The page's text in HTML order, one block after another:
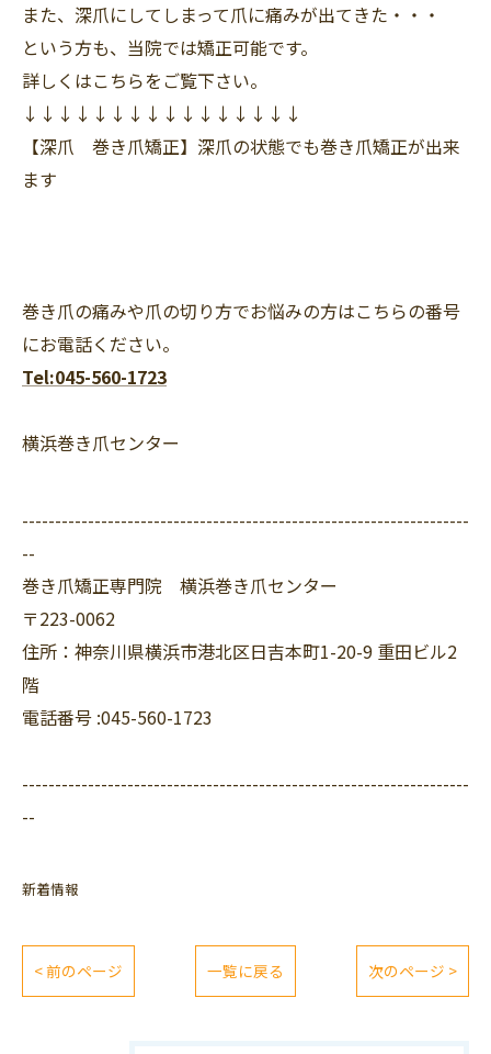
また、深爪にしてしまって爪に痛みが出てきた・・・
という方も、当院では矯正可能です。
詳しくはこちらをご覧下さい。
↓↓↓↓↓↓↓↓↓↓↓↓↓↓↓↓
【深爪 巻き爪矯正】深爪の状態でも巻き爪矯正が出来
ます
巻き爪の痛みや爪の切り方でお悩みの方はこちらの番号
にお電話ください。
Tel:045-560-1723
横浜巻き爪センター
--------------------------------------------------------------------
--
巻き爪矯正専門院 横浜巻き爪センター
〒223-0062
住所：神奈川県横浜市港北区日吉本町1-20-9 重田ビル2
階
電話番号 :045-560-1723
--------------------------------------------------------------------
--
新着情報
< 前のページ 一覧に戻る 次のページ >